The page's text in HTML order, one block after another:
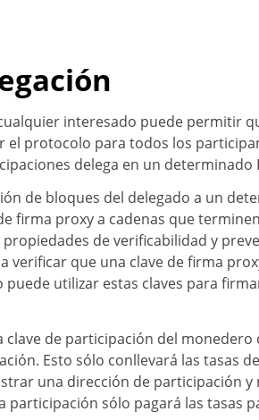
interesado puede permitir
el protocolo para todos los
delega en un
de bloques del delegado a un
firma proxy a cadenas que
de verificabilidad y
verificar que una clave de firma
puede utilizar estas claves para
clave de participación del
Esto sólo conllevará las tasas
una dirección de participación
sólo pagará las tasas